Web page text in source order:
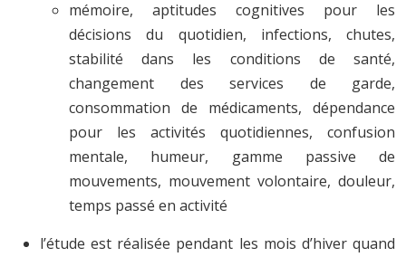
mémoire, aptitudes cognitives pour les
décisions du quotidien, infections, chutes,
stabilité dans les conditions de santé,
changement des services de garde,
consommation de médicaments, dépendance
pour les activités quotidiennes, confusion
mentale, humeur, gamme passive de
mouvements, mouvement volontaire, douleur,
temps passé en activité
l’étude est réalisée pendant les mois d’hiver quand